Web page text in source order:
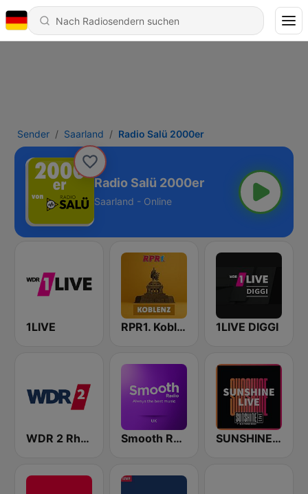
Sender Saarland Radio Salü 2000er
Radio Salü 2000er
Saarland - Online
1LIVE RPR1. Koblenz 1LIVE DIGGI
WDR 2 Rhein und Ruhr Smooth Radio UK SUNSHINE LIVE